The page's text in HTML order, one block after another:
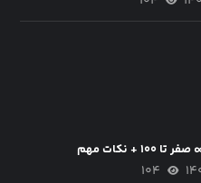
+ نکات مهم
۱۰۴